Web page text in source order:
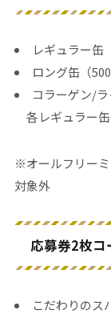
レギュラー缶
ロング缶（
コラーゲン/
各レギュラー缶
※オールフリー
対象外
応募券2枚コ
こだわりのス